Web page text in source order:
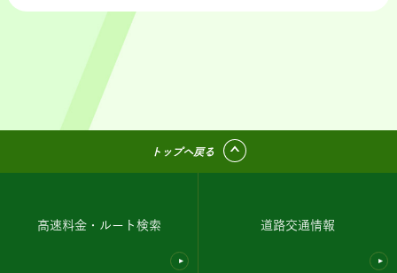
トップへ戻る
高速料金・ルート検索 道路交通情報